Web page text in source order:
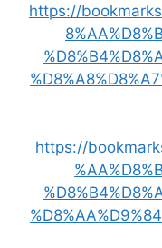
https://
https://